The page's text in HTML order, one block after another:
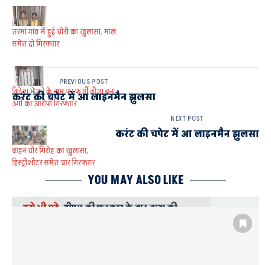
तरमा गांव में हुई चोरी का खुलासा, माल
समेत दो गिरफ्तार
विदेश भेजने के नाम पर फर्जी वीजा बना
ठगी का आरोपी गिरफ्तार
वाहन चोर गिरोह का खुलासा,
हिस्ट्रीशीटर समेत चार गिरफ्तार
इसे भी पढ़े डीएम की फटकार के बाद वृद्धा की
PREVIOUS POST
करंट की चपेट में आ लाइनमैन झुलसा
NEXT POST
करंट की चपेट में आ लाइनमैन झुलसा
YOU MAY ALSO LIKE